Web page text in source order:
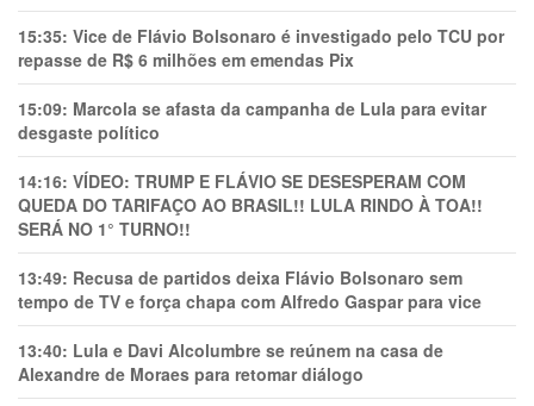
15:35: Vice de Flávio Bolsonaro é investigado pelo TCU por
repasse de R$ 6 milhões em emendas Pix
15:09: Marcola se afasta da campanha de Lula para evitar
desgaste político
14:16: VÍDEO: TRUMP E FLÁVIO SE DESESPERAM COM
QUEDA DO TARIFAÇO AO BRASIL!! LULA RINDO À TOA!!
SERÁ NO 1° TURNO!!
13:49: Recusa de partidos deixa Flávio Bolsonaro sem
tempo de TV e força chapa com Alfredo Gaspar para vice
13:40: Lula e Davi Alcolumbre se reúnem na casa de
Alexandre de Moraes para retomar diálogo